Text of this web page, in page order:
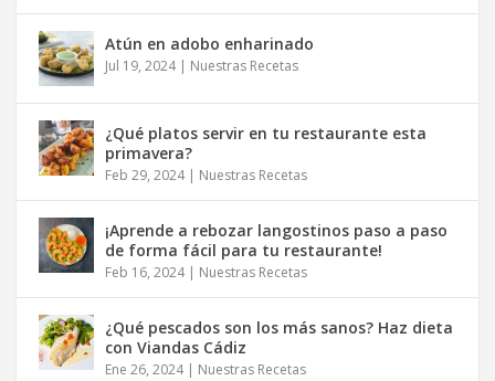
Atún en adobo enharinado
Jul 19, 2024| Nuestras Recetas
¿Qué platos servir en tu restaurante esta
primavera?
Feb 29, 2024| Nuestras Recetas
¡Aprende a rebozar langostinos paso a paso
de forma fácil para tu restaurante!
Feb 16, 2024| Nuestras Recetas
¿Qué pescados son los más sanos? Haz dieta
con Viandas Cádiz
Ene 26, 2024| Nuestras Recetas